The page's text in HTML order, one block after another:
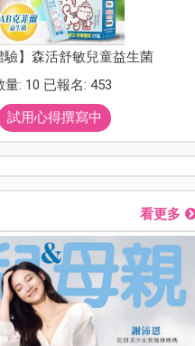
驗】森活舒敏兒童益生菌
量: 10 已報名: 453
試用心得撰寫中
看更多